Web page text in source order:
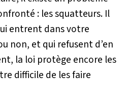
: les squatteurs. Il
entrent dans votre
non, et qui refusent d’en
la loi protège encore les
difficile de les faire